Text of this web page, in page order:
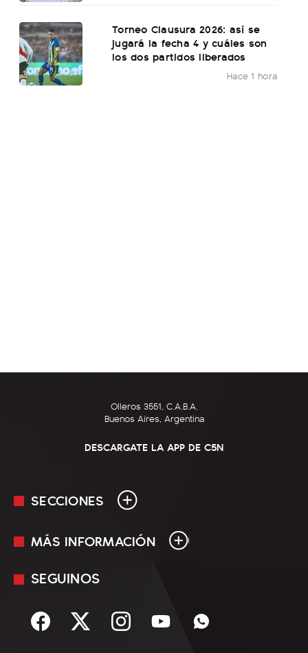
Torneo Clausura 2026: así se
jugará la fecha 4 y cuáles son
los dos partidos liberados
Hace 1 hora
Olleros 3551, C.A.B.A.
Buenos Aires, Argentina
DESCARGATE LA APP DE C5N
SECCIONES
En Vivo
Sociedad
MÁS INFORMACIÓN
Mediakit
Términos y condiciones
SEGUINOS